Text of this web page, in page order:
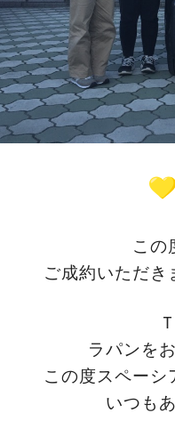
この
ご成約いただ
ラパンを
この度スペー
いつも